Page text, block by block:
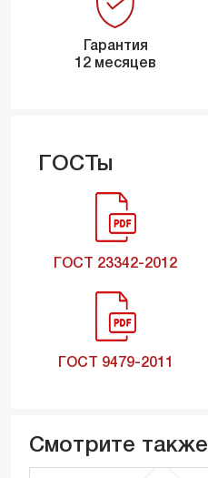
Гарантия
12 месяцев
ГОСТы
ГОСТ 23342-2012
ГОСТ 9479-2011
Смотрите также